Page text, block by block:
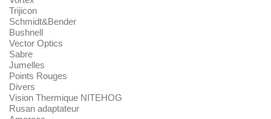
Trijicon
Schmidt&Bender
Bushnell
Vector Optics
Sabre
Jumelles
Points Rouges
Divers
Vision Thermique NITEHOG
Rusan adaptateur